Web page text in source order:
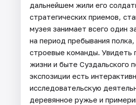
дальнейшем жили его
стратегических приемов,
музея занимает всего один
на период пребывания
строевые команды. Увидеть
жизни и быте Суздальского
экспозиции есть
исследовательскую
деревянное ружье и